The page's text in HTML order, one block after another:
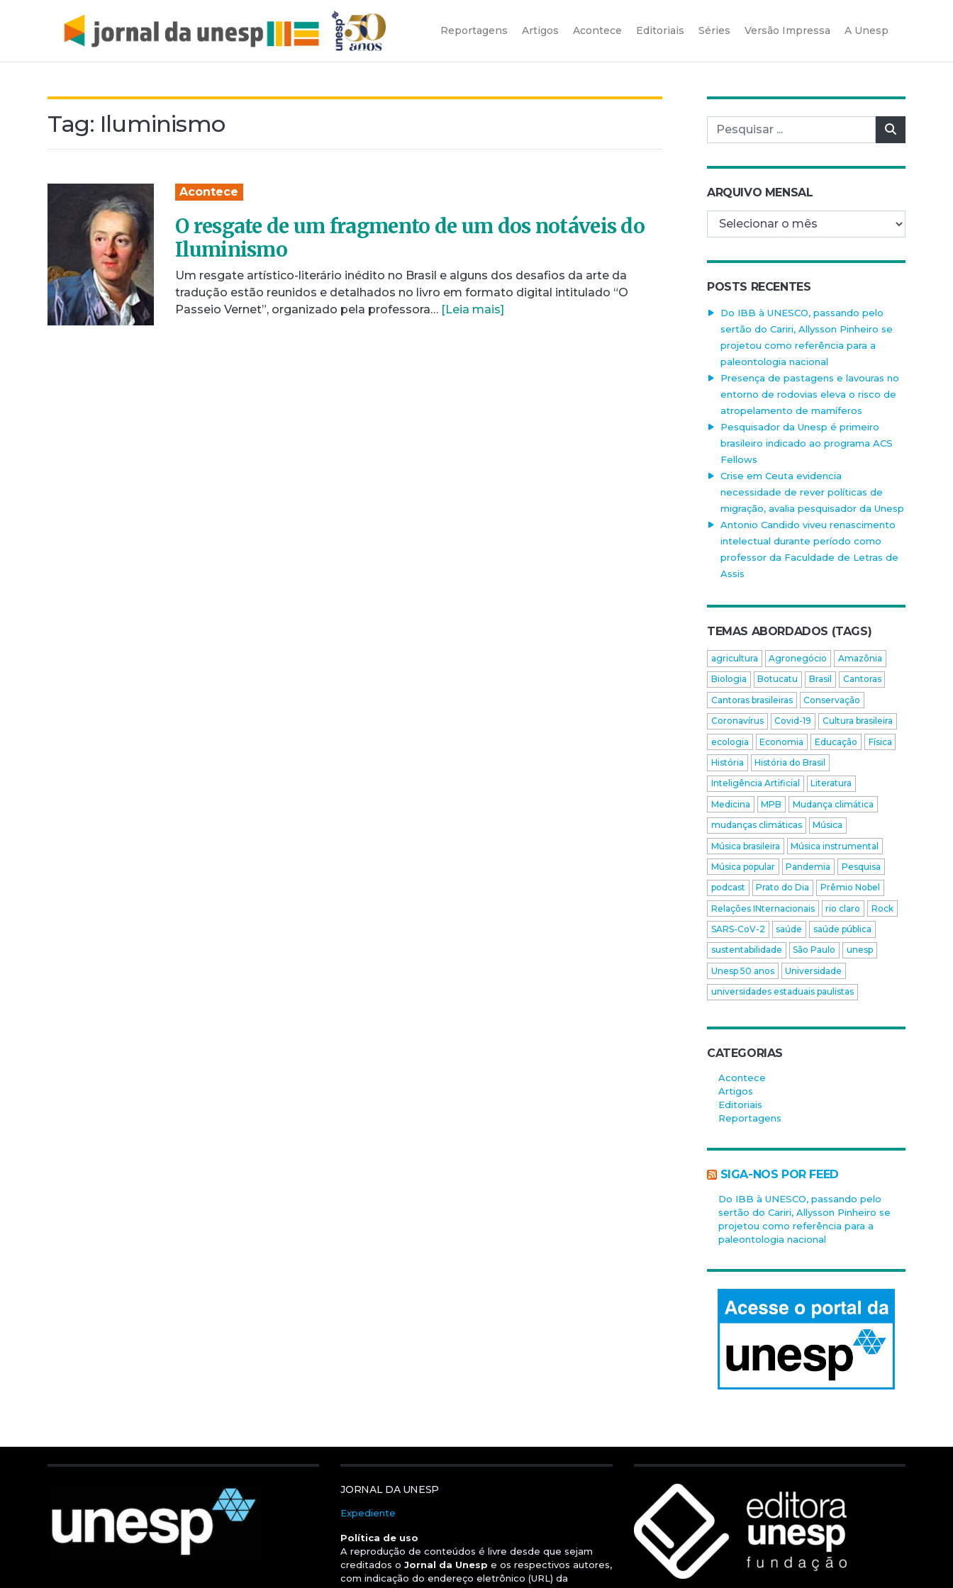
Reportagens Artigos Acontece Editoriais Séries Versão Impressa A Unesp
Tag: Iluminismo
Acontece
O resgate de um fragmento de um dos notáveis do
Iluminismo
Um resgate artístico-literário inédito no Brasil e alguns dos desafios da arte da
tradução estão reunidos e detalhados no livro em formato digital intitulado “O
Passeio Vernet”, organizado pela professora… [Leia mais]
Pesquisar por:
ARQUIVO MENSAL
Arquivo mensal
POSTS RECENTES
Do IBB à UNESCO, passando pelo
sertão do Cariri, Allysson Pinheiro se
projetou como referência para a
paleontologia nacional
Presença de pastagens e lavouras no
entorno de rodovias eleva o risco de
atropelamento de mamíferos
Pesquisador da Unesp é primeiro
brasileiro indicado ao programa ACS
Fellows
Crise em Ceuta evidencia
necessidade de rever políticas de
migração, avalia pesquisador da Unesp
Antonio Candido viveu renascimento
intelectual durante período como
professor da Faculdade de Letras de
Assis
TEMAS ABORDADOS (TAGS)
agricultura Agronegócio
Amazônia
Biologia
Botucatu Brasil
Cantoras
Cantoras brasileiras
Conservação
Coronavírus
Covid-19
Cultura brasileira
ecologia
Economia Educação
Física
História
História do Brasil
Inteligência Artificial
Literatura
Medicina
MPB
Mudança climática
mudanças climáticas
Música
Música brasileira
Música instrumental
Música popular
Pandemia
Pesquisa
podcast
Prato do Dia
Prêmio Nobel
Relações INternacionais
rio claro
Rock
SARS-CoV-2
saúde
saúde pública
sustentabilidade
São Paulo
unesp
Unesp 50 anos
Universidade
universidades estaduais paulistas
CATEGORIAS
Acontece
Artigos
Editoriais
Reportagens
SIGA-NOS POR FEED
Do IBB à UNESCO, passando pelo
sertão do Cariri, Allysson Pinheiro se
projetou como referência para a
paleontologia nacional
JORNAL DA UNESP
Expediente
Política de uso
A reprodução de conteúdos é livre desde que sejam
creditados oJornal da Unesp e os respectivos autores,
com indicação do endereço eletrônico (URL) da